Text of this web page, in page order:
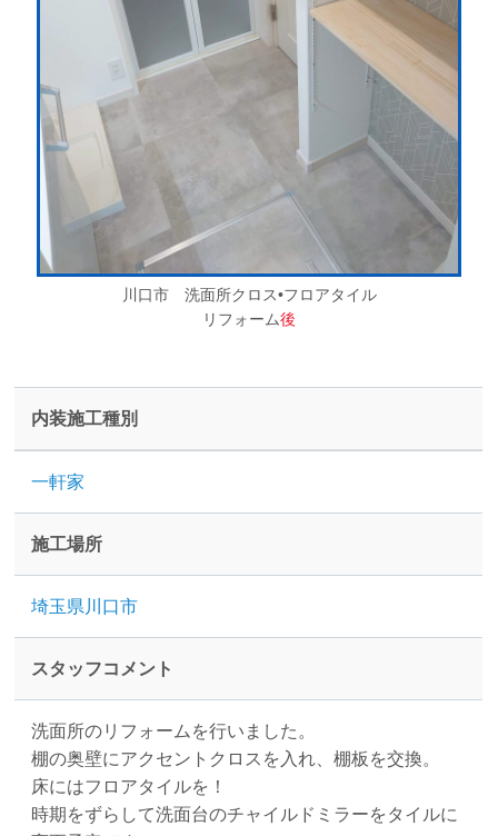
川口市 洗面所クロス•フロアタイル
リフォーム後
内装施工種別
一軒家
施工場所
埼玉県川口市
スタッフコメント
洗面所のリフォームを行いました。
棚の奥壁にアクセントクロスを入れ、棚板を交換。
床にはフロアタイルを！
時期をずらして洗面台のチャイルドミラーをタイルに